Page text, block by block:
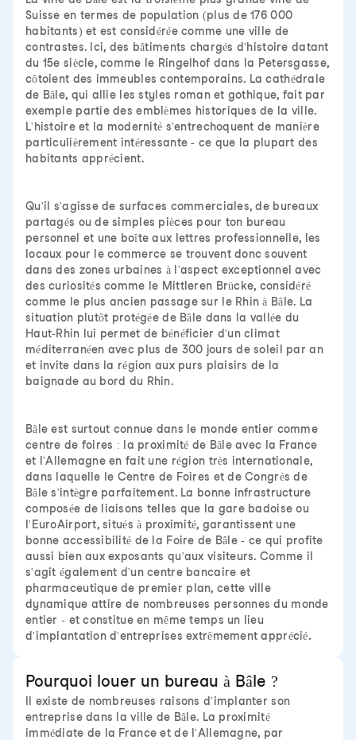
Suisse en termes de population (plus de 176 000
habitants) et est considérée comme une ville de
contrastes. Ici, des bâtiments chargés d'histoire datant
du 15e siècle, comme le Ringelhof dans la Petersgasse,
côtoient des immeubles contemporains. La cathédrale
de Bâle, qui allie les styles roman et gothique, fait par
exemple partie des emblèmes historiques de la ville.
L'histoire et la modernité s'entrechoquent de manière
particulièrement intéressante - ce que la plupart des
habitants apprécient.
Qu'il s'agisse de surfaces commerciales, de bureaux
partagés ou de simples pièces pour ton bureau
personnel et une boîte aux lettres professionnelle, les
locaux pour le commerce se trouvent donc souvent
dans des zones urbaines à l'aspect exceptionnel avec
des curiosités comme le Mittleren Brücke, considéré
comme le plus ancien passage sur le Rhin à Bâle. La
situation plutôt protégée de Bâle dans la vallée du
Haut-Rhin lui permet de bénéficier d'un climat
méditerranéen avec plus de 300 jours de soleil par an
et invite dans la région aux purs plaisirs de la
baignade au bord du Rhin.
Bâle est surtout connue dans le monde entier comme
centre de foires : la proximité de Bâle avec la France
et l'Allemagne en fait une région très internationale,
dans laquelle le Centre de Foires et de Congrès de
Bâle s'intègre parfaitement. La bonne infrastructure
composée de liaisons telles que la gare badoise ou
l'EuroAirport, situés à proximité, garantissent une
bonne accessibilité de la Foire de Bâle - ce qui profite
aussi bien aux exposants qu'aux visiteurs. Comme il
s'agit également d'un centre bancaire et
pharmaceutique de premier plan, cette ville
dynamique attire de nombreuses personnes du monde
entier - et constitue en même temps un lieu
d'implantation d'entreprises extrêmement apprécié.
Pourquoi louer un bureau à Bâle ?
Il existe de nombreuses raisons d'implanter son
entreprise dans la ville de Bâle. La proximité
immédiate de la France et de l'Allemagne, par